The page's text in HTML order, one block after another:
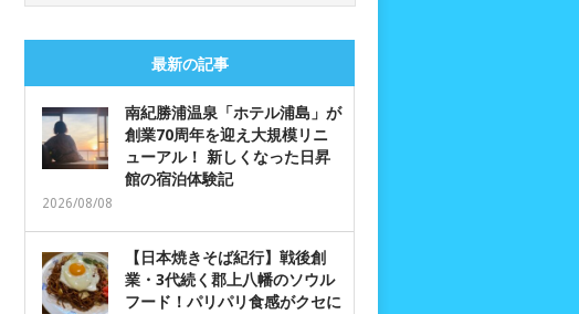
最新の記事
南紀勝浦温泉「ホテル浦島」が
創業70周年を迎え大規模リニ
ューアル！ 新しくなった日昇
館の宿泊体験記
2026/08/08
【日本焼きそば紀行】戦後創
業・3代続く郡上八幡のソウル
フード！パリパリ食感がクセに